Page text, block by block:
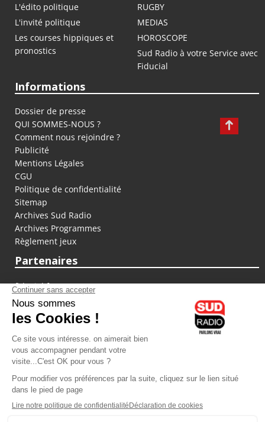
L'édito politique
RUGBY
L'invité politique
MEDIAS
Les courses hippiques et
pronostics
HOROSCOPE
Sud Radio à votre Service avec
Fiducial
Informations
Dossier de presse
QUI SOMMES-NOUS ?
Comment nous rejoindre ?
Publicité
Mentions Légales
CGU
Politique de confidentialité
Sitemap
Archives Sud Radio
Archives Programmes
Règlement jeux
Partenaires
fiducial.fr
lyoncapitale.fr
olympique-et-lyonnais.com
L'application Iphone / Android
Téléchargez l'application
Les cookies